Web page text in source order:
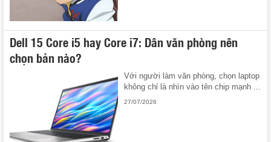
Dell 15 Core i5 hay Core i7: Dân văn phòng nên
chọn bản nào?
Với người làm văn phòng, chọn laptop
không chỉ là nhìn vào tên chip mạnh ...
27/07/2026